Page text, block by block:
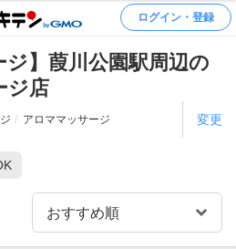
ログイン・登録
ジ】葭川公園駅周辺の
ジ店
アロママッサージ 変更